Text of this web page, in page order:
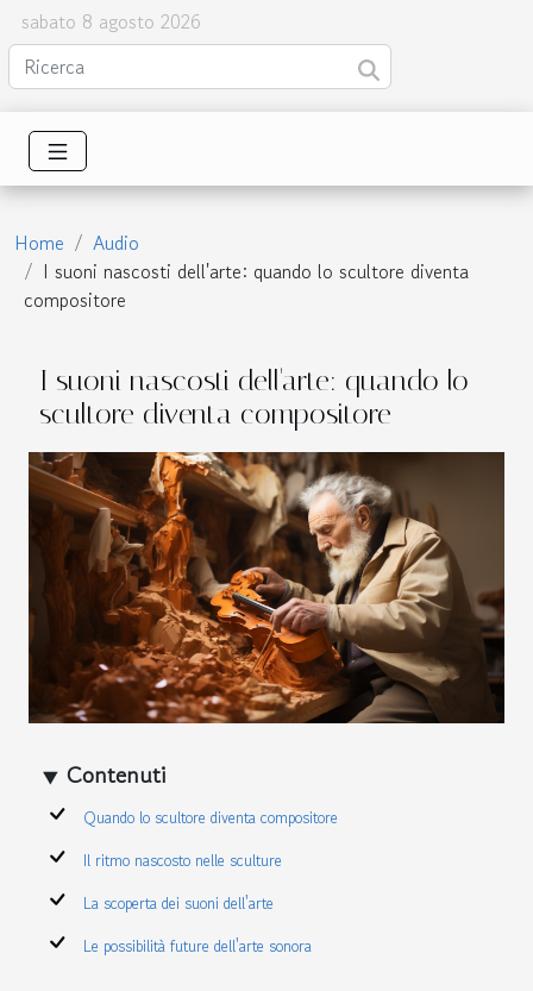
sabato 8 agosto 2026
Home
Audio
I suoni nascosti dell'arte: quando lo scultore diventa
compositore
I suoni nascosti dell'arte: quando lo
scultore diventa compositore
Contenuti
Quando lo scultore diventa compositore
Il ritmo nascosto nelle sculture
La scoperta dei suoni dell'arte
Le possibilità future dell'arte sonora